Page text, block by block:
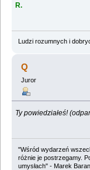
R.
Ludzi rozumnych i
Q
Juror
Ty powiedziałeś!
"Wśród wydarzeń
różnie je postrzegamy.
umysłach" - Marek